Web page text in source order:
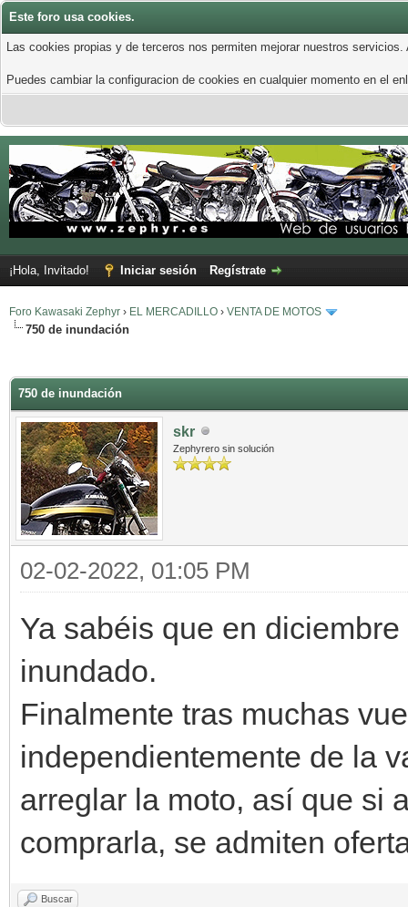
Este foro usa cookies.
Las cookies propias y de terceros nos permiten mejorar nuestros
Puedes cambiar la configuracion de cookies en cualquier momento en el
¡Hola, Invitado! Iniciar sesión Regístrate
Foro Kawasaki Zephyr › EL MERCADILLO › VENTA DE MOTOS
750 de inundación
750 de inundación
skr
Zephyrero sin solución
02-02-2022, 01:05 PM
Ya sabéis que en
inundado.
Finalmente tras muchas
independientemente de la
arreglar la moto, así que si
comprarla, se admiten
Buscar